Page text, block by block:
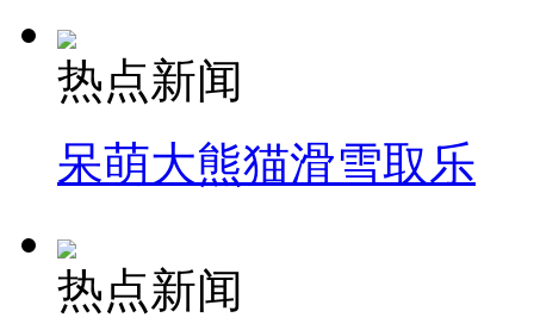
热点新闻
呆萌大熊猫滑雪取乐
热点新闻